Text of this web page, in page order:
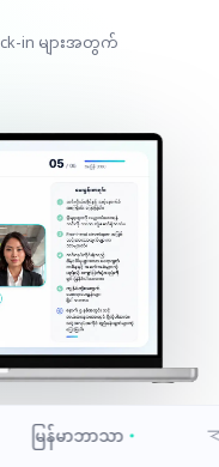
in များအတွက်
န်မာဘာသာ